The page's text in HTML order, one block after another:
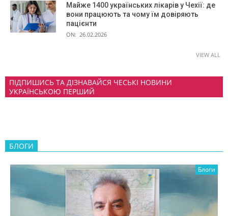
Майже 1400 українських лікарів у Чехії: де
вони працюють та чому їм довіряють
пацієнти
ON: 26.02.2026
VIEW ALL
ПІДПИШИСЬ ТА ДІЗНАВАЙСЯ ЧЕСЬКІ НОВИНИ
УКРАЇНСЬКОЮ ПЕРШИЙ
БЛОГИ
Блоги